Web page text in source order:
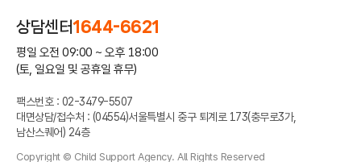
상담센터1644-6621
평일 오전 09:00 ~ 오후 18:00
(토, 일요일 및 공휴일 휴무)
대면상담/접수처 : (04554)서울특별시 중구 퇴계로 173(충무로3가,
남산스퀘어) 24층
팩스번호 : 02-3479-5507
Copyright © Child Support Agency. All Rights Reserved